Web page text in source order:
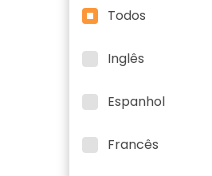
Todos
Inglês
Espanhol
Francês